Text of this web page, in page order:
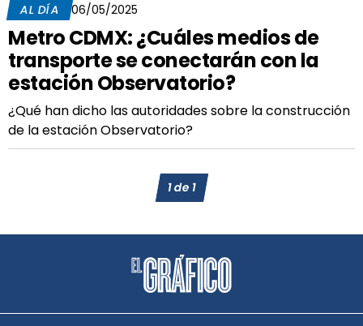
AL DÍA 06/05/2025
Metro CDMX: ¿Cuáles medios de
transporte se conectarán con la
estación Observatorio?
¿Qué han dicho las autoridades sobre la construcción
de la estación Observatorio?
1de1